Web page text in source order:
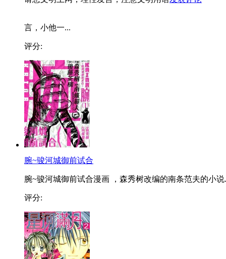
言，小他一...
评分:
腕~骏河城御前试合
腕~骏河城御前试合漫画 ，森秀树改编的南条范夫的小说
评分: